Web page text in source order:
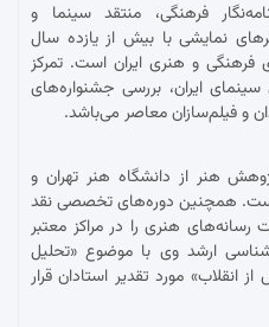
فرهنگی، منتقد سینما و
نمایشی با بیش از یازده سال
فرهنگی و هنری ایران است. تمرکز
ایران، بررسی جشنواره‌های
و فیلم‌سازان معاصر می‌باشد.
هنر از دانشگاه هنر تهران و
است. همچنین دوره‌های تخصصی نقد
رسانه‌های هنری را در مراکز معتبر
ارشد وی با موضوع «تحلیل
انقلاب» مورد تقدیر استادان قرار